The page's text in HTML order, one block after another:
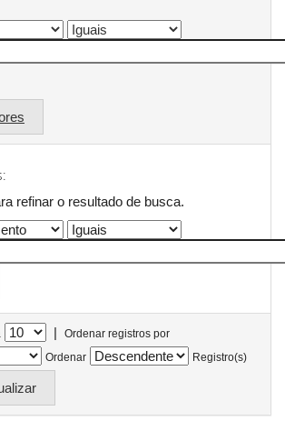
refinar o resultado de busca.
|
Ordenar registros por
Ordenar
Registro(s)